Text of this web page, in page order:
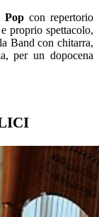
Popcon repertorio
proprio spettacolo,
Band con chitarra,
per un dopocena